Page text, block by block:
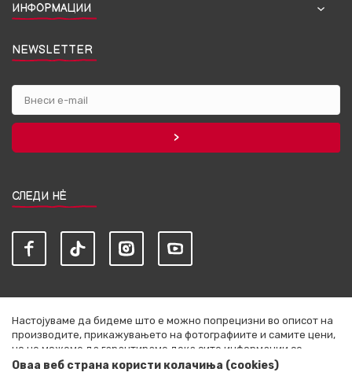
ИНФОРМАЦИИ
NEWSLETTER
СЛЕДИ НЀ
Настојуваме да бидеме што е можно попрецизни во описот на
производите, прикажувањето на фотографиите и самите цени,
но не можеме да гарантираме дека сите информации се
комплетни и без грешки. Сите артикли прикажани на сајтот се
Оваа веб страна користи колачиња (cookies)